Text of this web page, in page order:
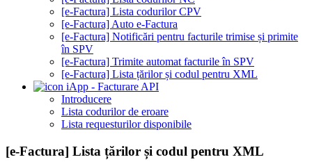
[e-Factura] Lista codurilor CPV
[e-Factura] Auto e-Factura
[e-Factura] Notificări pentru facturile trimise și primite
în SPV
[e-Factura] Trimite automat facturile în SPV
[e-Factura] Lista țărilor și codul pentru XML
iApp - Facturare API
Introducere
Lista codurilor de eroare
Lista requesturilor disponibile
[e-Factura] Lista țărilor și codul pentru XML